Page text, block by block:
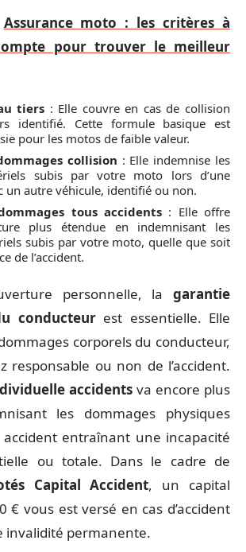
Assurance moto : les critères à
pour trouver le meilleur
tiers : Elle couvre en cas de collision
identifié. Cette formule basique est
pour les motos de faible valeur.
collision : Elle indemnise les
subis par votre moto lors d’une
un autre véhicule, identifié ou non.
tous accidents : Elle offre
plus étendue en indemnisant les
subis par votre moto, quelle que soit
de l’accident.
personnelle, la garantie
conducteurest essentielle. Elle
corporels du conducteur,
responsable ou non de l’accident.
accidents va encore plus
les dommages physiques
entraînant une incapacité
ou totale. Dans le cadre de
Capital Accident, un capital
€ vous est versé en cas d’accident
invalidité permanente.